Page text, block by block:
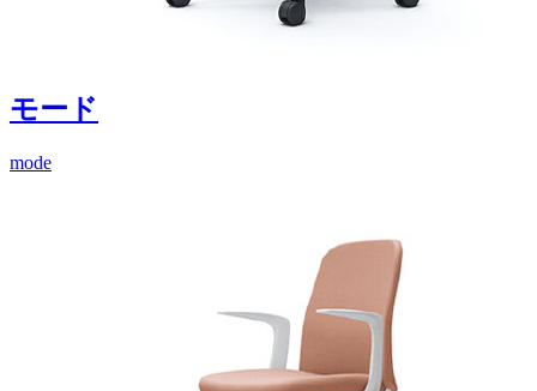
モード
mode